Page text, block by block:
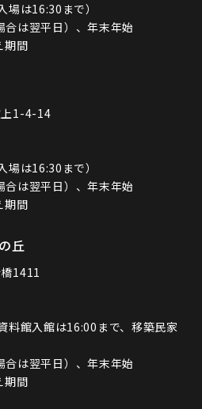
は16:30まで）
は翌平日）、年末年始
期間
1-4-14
は16:30まで）
は翌平日）、年末年始
期間
丘
1411
料館入館は16:00まで、移築民家
は翌平日）、年末年始
期間